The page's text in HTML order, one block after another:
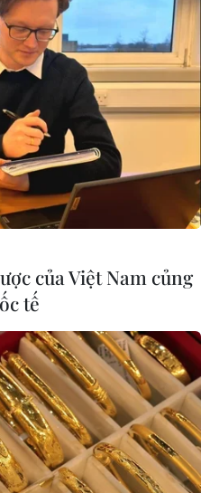
cứ lịch sử và cơ
chủ quyền của
đảo Hoàng Sa
khẳng định Việt Nam
cơ sở pháp lý để khẳng
đối với quần đảo Hoàng
tế.
của Việt Nam củng
tế